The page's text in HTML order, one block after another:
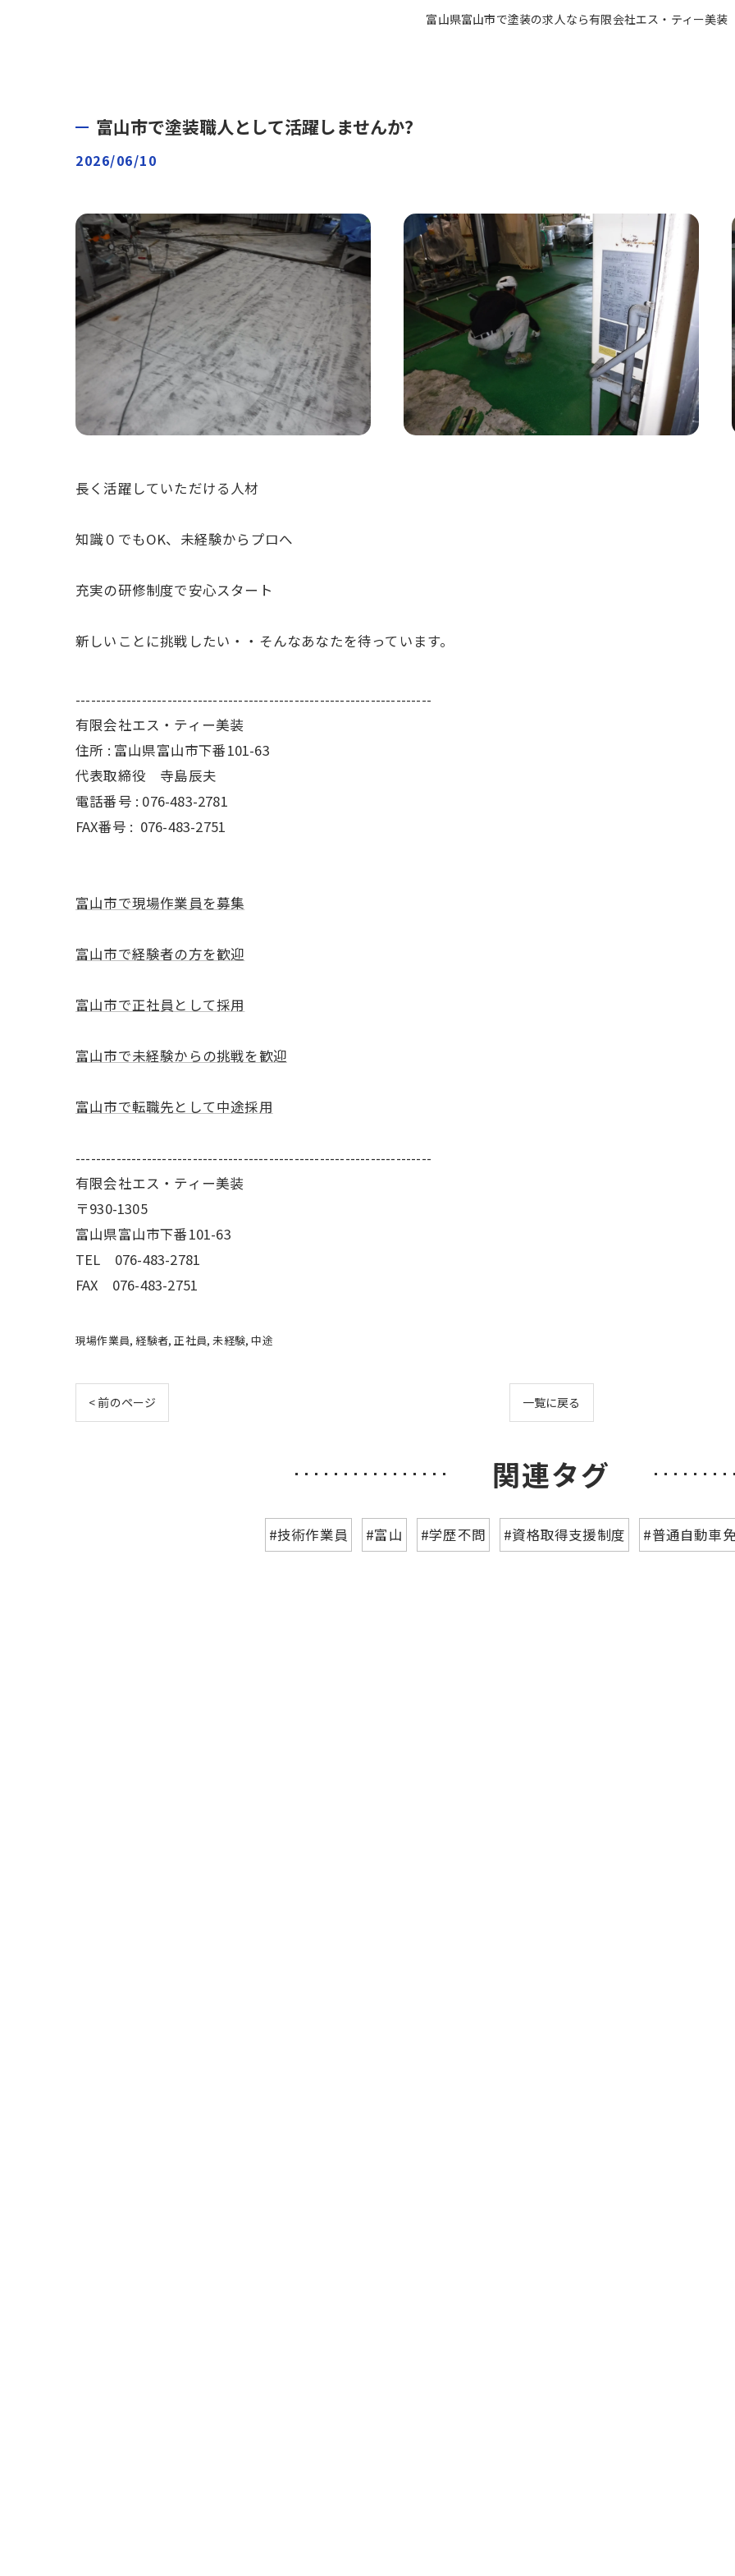
富山県富山市で塗装の求人なら有限会社エス・ティー美装
富山市で塗装職人として活躍しませんか?
2026/06/10
長く活躍していただける人材
知識０でもOK、未経験からプロへ
充実の研修制度で安心スタート
新しいことに挑戦したい・・そんなあなたを待っています。
----------------------------------------------------------------------
有限会社エス・ティー美装
住所 : 富山県富山市下番101-63
代表取締役 寺島辰夫
電話番号 : 076-483-2781
FAX番号 : 076-483-2751
富山市で現場作業員を募集
富山市で経験者の方を歓迎
富山市で正社員として採用
富山市で未経験からの挑戦を歓迎
富山市で転職先として中途採用
----------------------------------------------------------------------
有限会社エス・ティー美装
〒930-1305
富山県富山市下番101-63
TEL 076-483-2781
FAX 076-483-2751
現場作業員 経験者 正社員 未経験 中途
< 前のページ 一覧に戻る
関連タグ
#技術作業員 #富山 #学歴不問 #資格取得支援制度 #普通自動車